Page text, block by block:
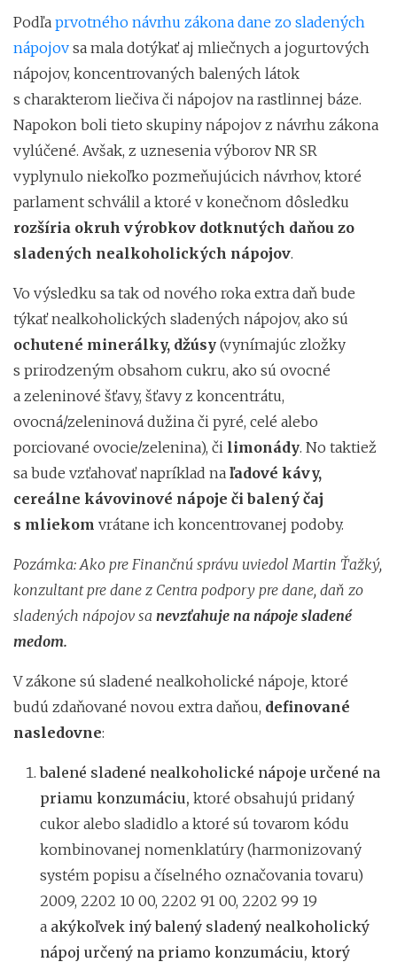
Podľa prvotného návrhu zákona dane zo sladených
nápojov sa mala dotýkať aj mliečnych a jogurtových
nápojov, koncentrovaných balených látok
s charakterom liečiva či nápojov na rastlinnej báze.
Napokon boli tieto skupiny nápojov z návrhu zákona
vylúčené. Avšak, z uznesenia výborov NR SR
vyplynulo niekoľko pozmeňujúcich návrhov, ktoré
parlament schválil a ktoré v konečnom dôsledku
rozšíria okruh výrobkov dotknutých daňou zo
sladených nealkoholických nápojov.
Vo výsledku sa tak od nového roka extra daň bude
týkať nealkoholických sladených nápojov, ako sú
ochutené minerálky, džúsy (vynímajúc zložky
s prirodzeným obsahom cukru, ako sú ovocné
a zeleninové šťavy, šťavy z koncentrátu,
ovocná/zeleninová dužina či pyré, celé alebo
porciované ovocie/zelenina), či limonády. No taktiež
sa bude vzťahovať napríklad na ľadové kávy,
cereálne kávovinové nápoje či balený čaj
s mliekom vrátane ich koncentrovanej podoby.
Pozámka: Ako pre Finančnú správu uviedol Martin Ťažký,
konzultant pre dane z Centra podpory pre dane, daň zo
sladených nápojov sa nevzťahuje na nápoje sladené
medom.
V zákone sú sladené nealkoholické nápoje, ktoré
budú zdaňované novou extra daňou, definované
nasledovne:
balené sladené nealkoholické nápoje určené na
priamu konzumáciu, ktoré obsahujú pridaný
cukor alebo sladidlo a ktoré sú tovarom kódu
kombinovanej nomenklatúry (harmonizovaný
systém popisu a číselného označovania tovaru)
2009, 2202 10 00, 2202 91 00, 2202 99 19
a akýkoľvek iný balený sladený nealkoholický
nápoj určený na priamo konzumáciu, ktorý